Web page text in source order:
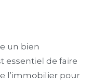
un bien
essentiel de faire
l’immobilier pour